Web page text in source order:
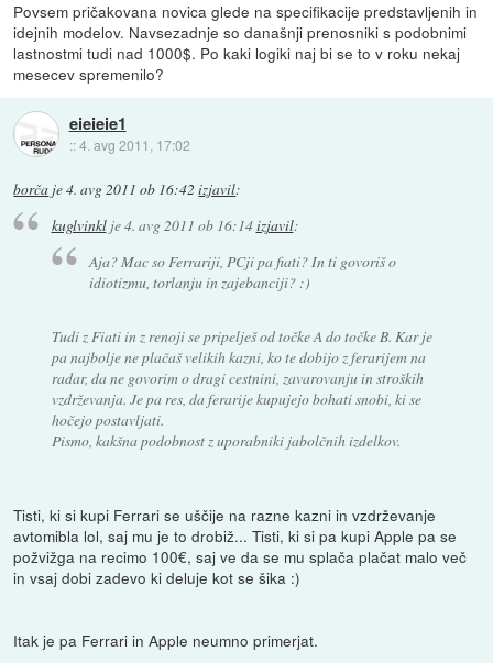
Povsem pričakovana novica glede na specifikacije predstavljenih in
idejnih modelov. Navsezadnje so današnji prenosniki s podobnimi
lastnostmi tudi nad 1000$. Po kaki logiki naj bi se to v roku nekaj
mesecev spremenilo?
eieieie1
::4. avg 2011, 17:02
borča je4. avg 2011 ob 16:42 izjavil:
kuglvinklje4. avg 2011 ob 16:14izjavil:
Aja? Mac so Ferrariji, PCji pa fiati? In ti govoriš o
idiotizmu, torlanju in zajebanciji? :)
Tudi z Fiati in z renoji se pripelješ od točke A do točke B. Kar je
pa najbolje ne plačaš velikih kazni, ko te dobijo z ferarijem na
radar, da ne govorim o dragi cestnini, zavarovanju in stroških
vzdrževanja. Je pa res, da ferarije kupujejo bohati snobi, ki se
hočejo postavljati.
Pismo, kakšna podobnost z uporabniki jabolčnih izdelkov.
Tisti, ki si kupi Ferrari se uščije na razne kazni in vzdrževanje
avtomibla lol, saj mu je to drobiž... Tisti, ki si pa kupi Apple pa se
požvižga na recimo 100€, saj ve da se mu splača plačat malo več
in vsaj dobi zadevo ki deluje kot se šika :)
Itak je pa Ferrari in Apple neumno primerjat.